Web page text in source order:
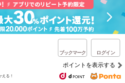
ブックマーク ログイン
ポイントを表示する
える！